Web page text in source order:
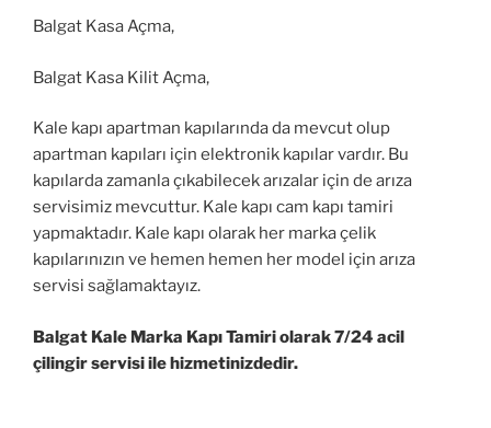
Balgat Kasa Açma,
Balgat Kasa Kilit Açma,
Kale kapı apartman kapılarında da mevcut olup
apartman kapıları için elektronik kapılar vardır. Bu
kapılarda zamanla çıkabilecek arızalar için de arıza
servisimiz mevcuttur. Kale kapı cam kapı tamiri
yapmaktadır. Kale kapı olarak her marka çelik
kapılarınızın ve hemen hemen her model için arıza
servisi sağlamaktayız.
Balgat Kale Marka Kapı Tamiri olarak 7/24 acil
çilingir servisi ile hizmetinizdedir.